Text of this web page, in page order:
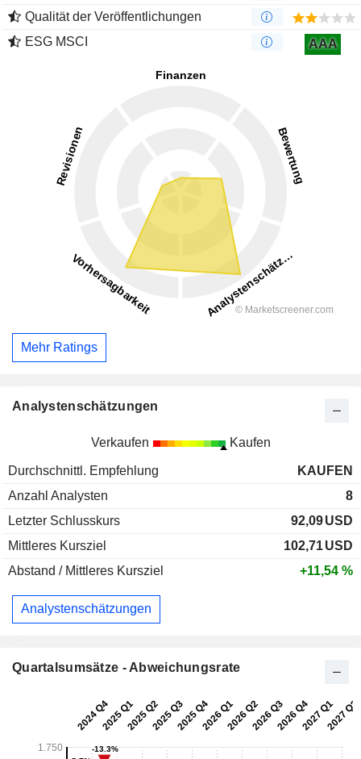
Qualität der Veröffentlichungen
ESG MSCI
AAA
Mehr Ratings
Analystenschätzungen
Verkaufen Kaufen
Durchschnittl. Empfehlung
KAUFEN
Anzahl Analysten
8
Letzter Schlusskurs
92,09USD
Mittleres Kursziel
102,71USD
Abstand / Mittleres Kursziel
+11,54 %
Analystenschätzungen
Quartalsumsätze - Abweichungsrate